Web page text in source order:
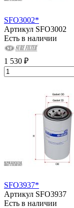
SFO3002*
Артикул SFO3002
Есть в наличии
1 530 ₽
SFO3937*
Артикул SFO3937
Есть в наличии